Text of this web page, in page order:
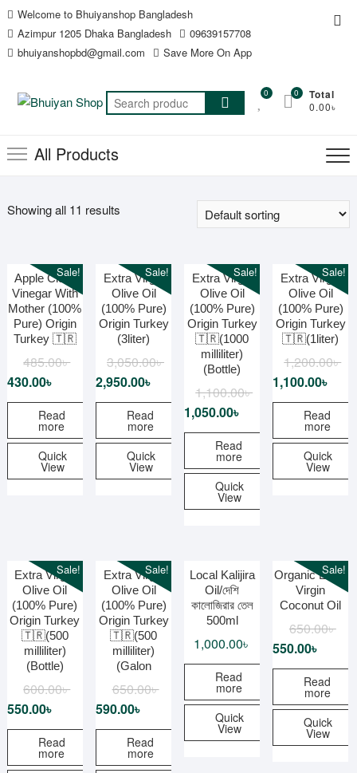
Skip
to
content
Welcome to Bhuiyanshop Bangladesh
Azimpur 1205 Dhaka Bangladesh
09639157708
bhuiyanshopbd@gmail.com
Save More On App
Search
for:
0 Total
0.00৳
0
All Products
Showing all 11 results
Sale!
Apple Cider
Vinegar With
Mother (100%
Pure) Origin
Turkey 🇹🇷
485.00৳
430.00৳
Read
more
Quick
View
Sale!
Extra Virgin
Olive Oil
(100% Pure)
Origin Turkey
(3liter)
3,050.00৳
2,950.00৳
Read
more
Quick
View
Sale!
Extra Virgin
Olive Oil
(100% Pure)
Origin Turkey
🇹🇷(1000
milliliter)
(Bottle)
1,100.00৳
1,050.00৳
Read
more
Quick
View
Sale!
Extra Virgin
Olive Oil
(100% Pure)
Origin Turkey
🇹🇷(1liter)
1,200.00৳
1,100.00৳
Read
more
Quick
View
Sale!
Extra Virgin
Olive Oil
(100% Pure)
Origin Turkey
🇹🇷(500
milliliter)
(Bottle)
600.00৳
550.00৳
Read
more
Sale!
Extra Virgin
Olive Oil
(100% Pure)
Origin Turkey
🇹🇷(500
milliliter)
(Galon
650.00৳
590.00৳
Read
more
Local Kalijira
Oil/দেশি
কালোজিরার তেল
500ml
1,000.00৳
Read
more
Quick
View
Sale!
Organic Extra
Virgin
Coconut Oil
650.00৳
550.00৳
Read
more
Quick
View